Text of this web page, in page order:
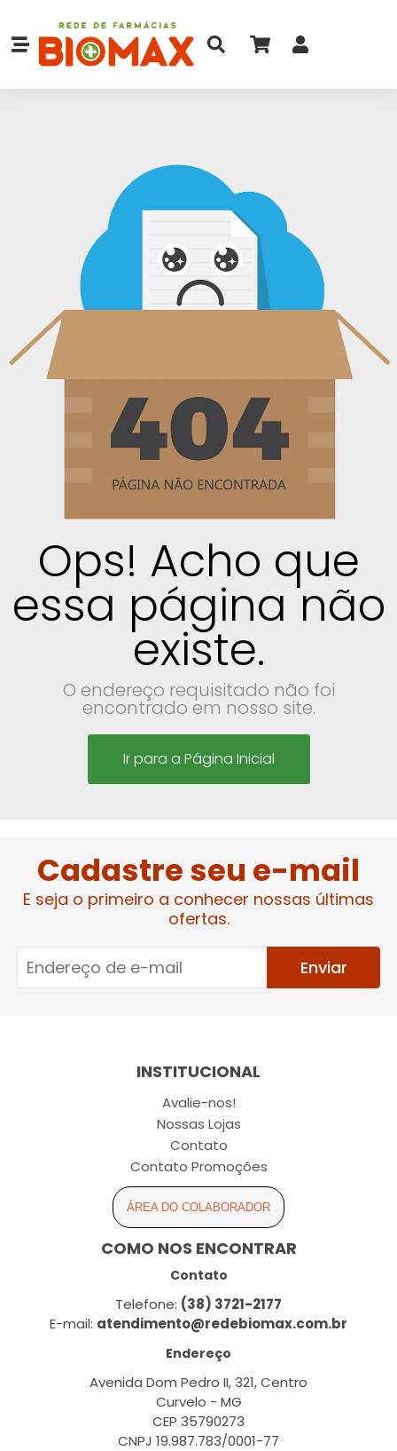
Ops! Acho que
essa página não
existe.
O endereço requisitado não foi
encontrado em nosso site.
Ir para a Página Inicial
Cadastre seu e-mail
E seja o primeiro a conhecer nossas últimas
ofertas.
Enviar
INSTITUCIONAL
Avalie-nos!
Nossas Lojas
Contato
Contato Promoções
ÁREA DO COLABORADOR
COMO NOS ENCONTRAR
Contato
Telefone: (38) 3721-2177
E-mail: atendimento@redebiomax.com.br
Endereço
Avenida Dom Pedro II, 321, Centro
Curvelo - MG
CEP 35790273
CNPJ 19.987.783/0001-77